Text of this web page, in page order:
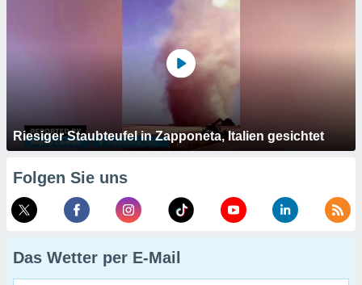
Riesiger Staubteufel in Zapponeta, Italien gesichtet
Folgen Sie uns
Das Wetter per E-Mail